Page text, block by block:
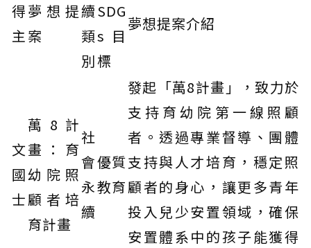
得
主
夢想提
案
續
類
別
SDG
s 目
標
夢想提案介紹
文
國
士
萬8計
畫：育
幼院照
顧者培
育計畫
社
會
永
續
優質
教育
發起「萬8計畫」，致力於
支持育幼院第一線照顧
者。透過專業督導、團體
支持與人才培育，穩定照
顧者的身心，讓更多青年
投入兒少安置領域，確保
安置體系中的孩子能獲得